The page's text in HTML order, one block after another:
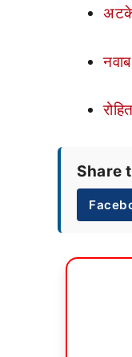
Share